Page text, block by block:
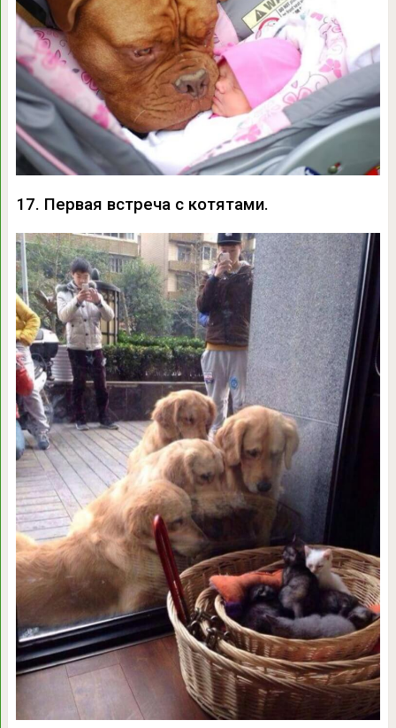
17. Первая встреча с котятами.